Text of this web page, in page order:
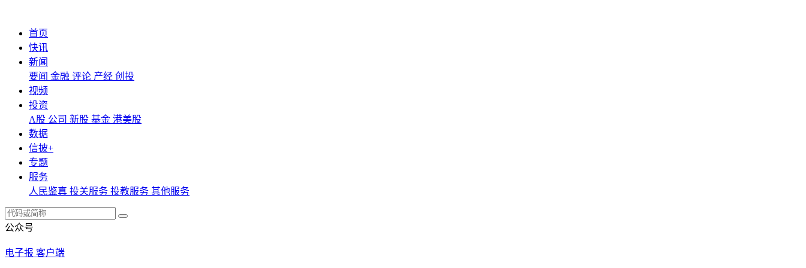
首页
快讯
新闻
要闻 金融 评论 产经 创投
视频
投资
A股 公司 新股 基金 港美股
数据
信披+
专题
服务
人民鉴真 投关服务 投教服务 其他服务
公众号
电子报 客户端